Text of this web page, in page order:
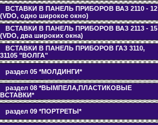
ВСТАВКИ В ПАНЕЛЬ ПРИБОРОВ ВАЗ 2110 - 12
(VDO, одно широкое окно)
ВСТАВКИ В ПАНЕЛЬ ПРИБОРОВ ВАЗ 2113 - 15
(VDO, два широких окна)
ВСТАВКИ В ПАНЕЛЬ ПРИБОРОВ ГАЗ 3110,
31105 "ВОЛГА"
раздел 05 *МОЛДИНГИ*
раздел 08 *ВЫМПЕЛА,ПЛАСТИКОВЫЕ
ВСТАВКИ*
раздел 09 *ПОРТРЕТЫ*